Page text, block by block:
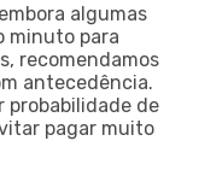
algumas
minuto para
recomendamos
antecedência.
probabilidade de
pagar muito